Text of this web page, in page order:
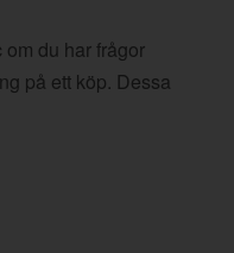
du har frågor
på ett köp. Dessa